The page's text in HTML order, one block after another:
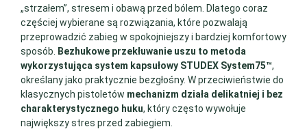
„strzałem”, stresem i obawą przed bólem. Dlatego coraz
częściej wybierane są rozwiązania, które pozwalają
przeprowadzić zabieg w spokojniejszy i bardziej komfortowy
sposób.
Bezhukowe przekłuwanie uszu to metoda
wykorzystująca system kapsułowy STUDEX System75™,
określany jako praktycznie bezgłośny. W przeciwieństwie do
klasycznych pistoletów mechanizm działa delikatniej i bez
charakterystycznego huku, który często wywołuje
największy stres przed zabiegiem.